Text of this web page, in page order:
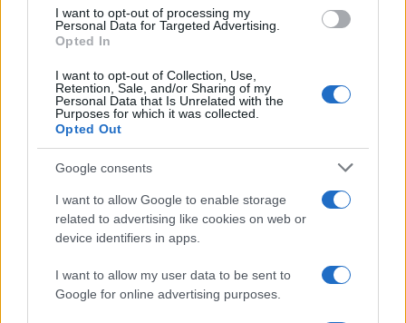
I want to opt-out of processing my
Personal Data for Targeted Advertising.
Opted In
I want to opt-out of Collection, Use,
Retention, Sale, and/or Sharing of my
Personal Data that Is Unrelated with the
Purposes for which it was collected.
Opted Out
Google consents
I want to allow Google to enable storage
related to advertising like cookies on web or
device identifiers in apps.
I want to allow my user data to be sent to
Google for online advertising purposes.
Regno Unito non lasci affatto la Ue e che l’esito
referendario del 2016 venga tradito? A quanto
D’altronde, si trattava di una freccia spuntata,
almeno per quei
Daniel Hannan che non hanno difficoltà ad
, restare
nell’Unione, è uno scenario preferibile rispetto al
pessimo accordo May, che mette insieme il
“peggio dei due mondi”: mantiene gli aspetti
peggiori della membership Ue, senza permettere